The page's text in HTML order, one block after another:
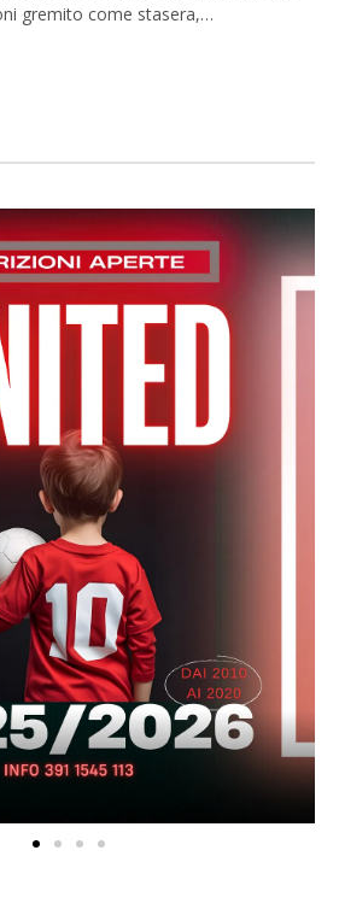
gremito come stasera,…